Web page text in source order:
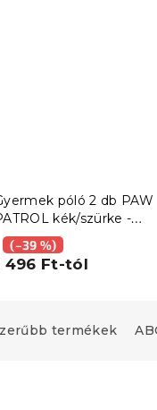
póló 2 db PAW
kék/szürke -
különböző méretekben
(–39 %)
496 Ft-tól
termékek